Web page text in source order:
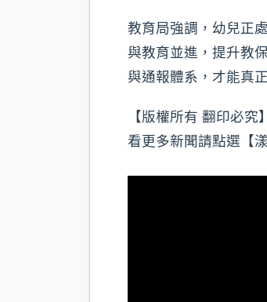
教育局強調，幼兒正
與教育並進，提升教
與通報體系，才能真
【版權所有 翻印必究
看更多新聞請點選【